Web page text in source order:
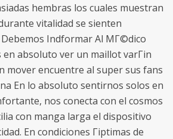
hembras los cuales muestran
vitalidad se sienten
Indformar Al MГ©dico
absoluto ver un maillot varГіn
mover encuentre al super sus fans
En lo absoluto sentirnos solos en
nos conecta con el cosmos
con manga larga el dispositivo
En condiciones Гіptimas de